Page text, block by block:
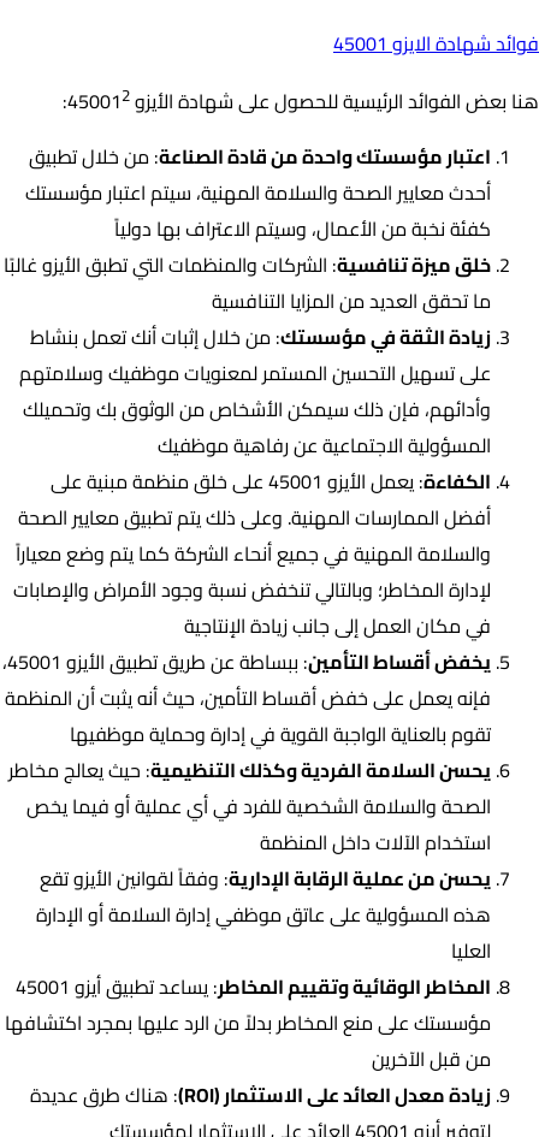
فوائد شهادة الايزو 45001
هنا بعض الفوائد الرئيسية للحصول على شهادة الأيزو 450012
:
اعتبار مؤسستك واحدة من قادة الصناعة: من خلال تطبيق
أحدث معايير الصحة والسلامة المهنية، سيتم اعتبار مؤسستك
كفئة نخبة من الأعمال، وسيتم الاعتراف بها دولياً
خلق ميزة تنافسية: الشركات والمنظمات التي تطبق الأيزو غالبًا
ما تحقق العديد من المزايا التنافسية
زيادة الثقة في مؤسستك: من خلال إثبات أنك تعمل بنشاط
على تسهيل التحسين المستمر لمعنويات موظفيك وسلامتهم
وأدائهم، فإن ذلك سيمكن الأشخاص من الوثوق بك وتحميلك
المسؤولية الاجتماعية عن رفاهية موظفيك
الكفاءة
: يعمل الأيزو 45001 على خلق منظمة مبنية على
أفضل الممارسات المهنية. وعلى ذلك يتم تطبيق معايير الصحة
والسلامة المهنية في جميع أنحاء الشركة كما يتم وضع معياراً
لإدارة المخاطر؛ وبالتالي تنخفض نسبة وجود الأمراض والإصابات
في مكان العمل إلى جانب زيادة الإنتاجية
يخفض أقساط التأمين
: ببساطة عن طريق تطبيق الأيزو 45001،
فإنه يعمل على خفض أقساط التأمين، حيث أنه يثبت أن المنظمة
تقوم بالعناية الواجبة القوية في إدارة وحماية موظفيها
يحسن السلامة الفردية وكذلك التنظيمية: حيث يعالج مخاطر
الصحة والسلامة الشخصية للفرد في أي عملية أو فيما يخص
استخدام الآلات داخل المنظمة
يحسن من عملية الرقابة الإدارية: وفقاً لقوانين الأيزو تقع
هذه المسؤولية على عاتق موظفي إدارة السلامة أو الإدارة
العليا
المخاطر الوقائية وتقييم المخاطر
: يساعد تطبيق أيزو 45001
مؤسستك على منع المخاطر بدلاً من الرد عليها بمجرد اكتشافها
من قبل الآخرين
زيادة معدل العائد على الاستثمار (ROI)
: هناك طرق عديدة